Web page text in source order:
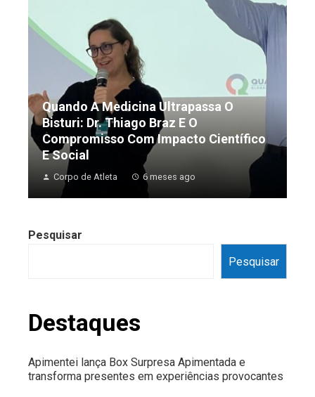
Quando A Medicina Ultrapassa O
Bisturi: Dr. Thiago Braz E O
Compromisso Com Impacto Científico
E Social
Corpo de Atleta 6 meses ago
Pesquisar
Pesquisar
Destaques
Apimentei lança Box Surpresa Apimentada e
transforma presentes em experiências provocantes